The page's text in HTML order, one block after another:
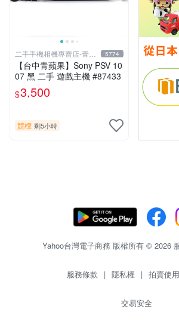
二手手機相機專賣店-青蘋
果3c
5774
【台中青蘋果】Sony PSV 10
07 黑 二手 遊戲主機 #87433
$3,500
競標 剩5小時
Yahoo台灣電子商務 版權所有 © 2026
服務條款 | 隱私權 | 拍賣使
交易安全